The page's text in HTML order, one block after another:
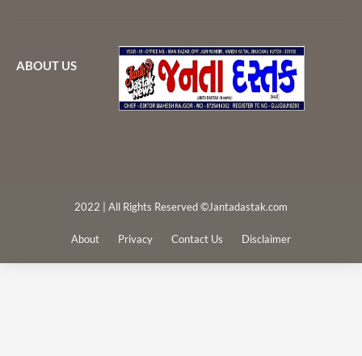
ABOUT US
2022 | All Rights Reserved ©Jantadastak.com
About Privacy Contact Us Disclaimer